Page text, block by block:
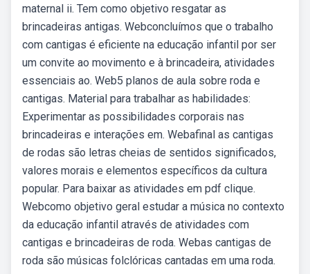
maternal ii. Tem como objetivo resgatar as
brincadeiras antigas. Webconcluímos que o trabalho
com cantigas é eficiente na educação infantil por ser
um convite ao movimento e à brincadeira, atividades
essenciais ao. Web5 planos de aula sobre roda e
cantigas. Material para trabalhar as habilidades:
Experimentar as possibilidades corporais nas
brincadeiras e interações em. Webafinal as cantigas
de rodas são letras cheias de sentidos significados,
valores morais e elementos específicos da cultura
popular. Para baixar as atividades em pdf clique.
Webcomo objetivo geral estudar a música no contexto
da educação infantil através de atividades com
cantigas e brincadeiras de roda. Webas cantigas de
roda são músicas folclóricas cantadas em uma roda.